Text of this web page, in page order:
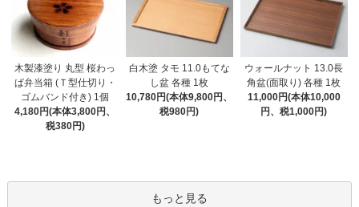
木製漆塗り 丸型 桜わっ
ぱ弁当箱 (Ｔ型仕切り・
ゴムバンド付き) 1個
4,180円(本体3,800円、
税380円)
白木塗 タモ 11.0もてな
し盆 各種 1枚
10,780円(本体9,800円、
税980円)
ウォールナット 13.0長
角盆(面取り) 各種 1枚
11,000円(本体10,000
円、税1,000円)
もっと見る